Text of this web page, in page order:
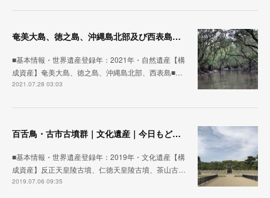
奄美大島、徳之島、沖縄島北部及び西表島｜自然遺産｜今日もどこかの世界遺産
■基本情報・世界遺産登録年：2021年・自然遺産【構
成資産】奄美大島、徳之島、沖縄島北部、西表島■…
2021.07.28 03:03
百舌鳥・古市古墳群｜文化遺産｜今日もどこかの世界遺産
■基本情報・世界遺産登録年：2019年・文化遺産【構
成資産】反正天皇陵古墳、仁徳天皇陵古墳、茶山古…
2019.07.06 09:35